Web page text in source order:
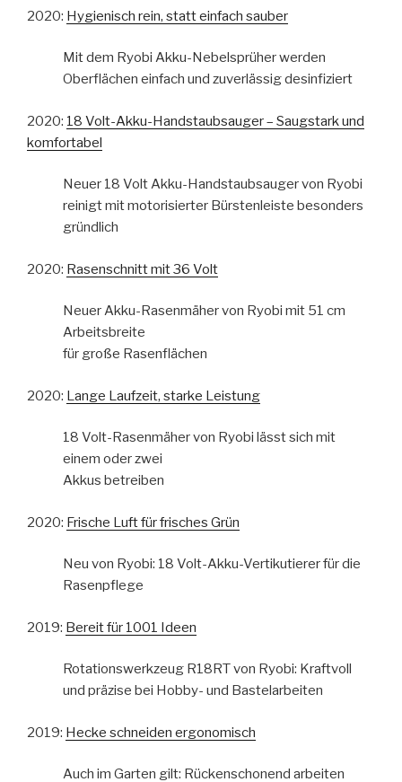
2020: Hygienisch rein, statt einfach sauber
Mit dem Ryobi Akku-Nebelsprüher werden
Oberflächen einfach und zuverlässig desinfiziert
2020: 18 Volt-Akku-Handstaubsauger – Saugstark und
komfortabel
Neuer 18 Volt Akku-Handstaubsauger von Ryobi
reinigt mit motorisierter Bürstenleiste besonders
gründlich
2020: Rasenschnitt mit 36 Volt
Neuer Akku-Rasenmäher von Ryobi mit 51 cm
Arbeitsbreite
für große Rasenflächen
2020: Lange Laufzeit, starke Leistung
18 Volt-Rasenmäher von Ryobi lässt sich mit
einem oder zwei
Akkus betreiben
2020: Frische Luft für frisches Grün
Neu von Ryobi: 18 Volt-Akku-Vertikutierer für die
Rasenpflege
2019: Bereit für 1001 Ideen
Rotationswerkzeug R18RT von Ryobi: Kraftvoll
und präzise bei Hobby- und Bastelarbeiten
2019: Hecke schneiden ergonomisch
Auch im Garten gilt: Rückenschonend arbeiten